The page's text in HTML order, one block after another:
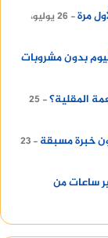
مرة
26 يوليو،
بدون مشروبات
المقلية؟
25
خبرة مسبقة
23
ساعات من